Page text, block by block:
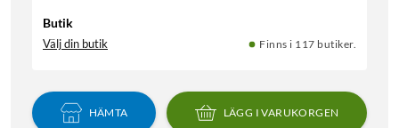
Butik
Välj din butik Finns i 117 butiker.
HÄMTA LÄGG I VARUKORGEN